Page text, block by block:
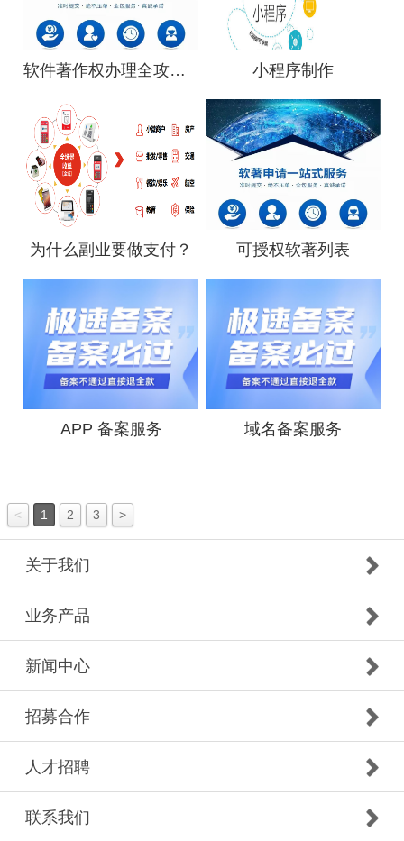
软件著作权办理全攻略（2026最新版） 小程序制作
为什么副业要做支付？ 可授权软著列表
APP 备案服务 域名备案服务
< 1 2 3 >
关于我们
业务产品
新闻中心
招募合作
人才招聘
联系我们